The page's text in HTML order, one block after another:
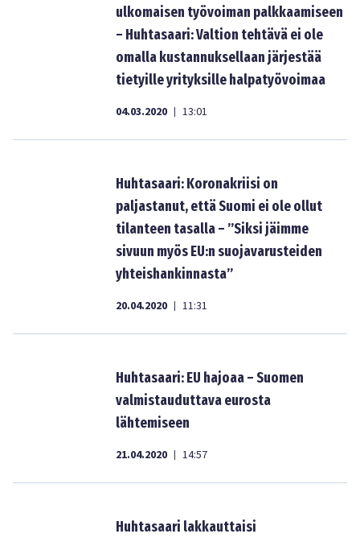
ulkomaisen työvoiman palkkaamiseen
– Huhtasaari: Valtion tehtävä ei ole
omalla kustannuksellaan järjestää
tietyille yrityksille halpatyövoimaa
04.03.2020 | 13:01
Huhtasaari: Koronakriisi on
paljastanut, että Suomi ei ole ollut
tilanteen tasalla – ”Siksi jäimme
sivuun myös EU:n suojavarusteiden
yhteishankinnasta”
20.04.2020 | 11:31
Huhtasaari: EU hajoaa – Suomen
valmistauduttava eurosta
lähtemiseen
21.04.2020 | 14:57
Huhtasaari lakkauttaisi